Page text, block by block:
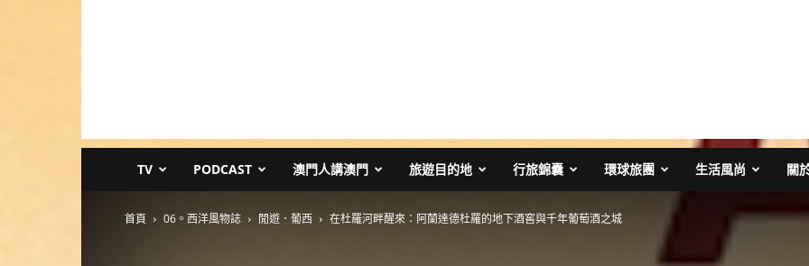
TV PODCAST 澳門人講澳門 旅遊目的地 行旅錦囊 環球旅團 生活風尚 關
首頁 06。西洋風物誌 閒遊．葡西 在杜羅河畔醒來：阿蘭達德杜羅的地下酒窖與千年葡萄酒之城